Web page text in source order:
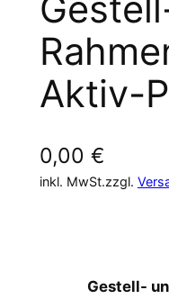
Aktiv-
0,00 €
inkl. MwSt.zzgl.
Gestell-